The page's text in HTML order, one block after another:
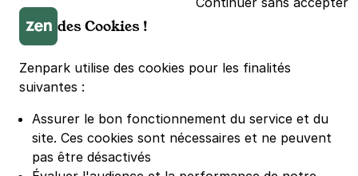
Parking LDLC Arena
Parking Stade Pierre Mauroy
Parking Groupama Stadium
Parking Vélodrome
Parking Bercy
Parking La Défense Arena
Parking Les 4 temps
des Cookies !
Zenpark utilise des cookies pour les finalités
suivantes :
Assurer le bon fonctionnement du service et du
site. Ces cookies sont nécessaires et ne peuvent
pas être désactivés